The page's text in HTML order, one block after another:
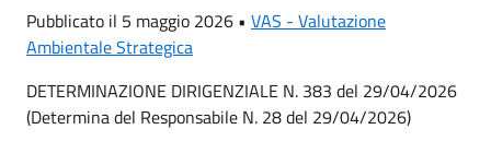
Pubblicato il 5 maggio 2026 • VAS - Valutazione
Ambientale Strategica
DETERMINAZIONE DIRIGENZIALE N. 383 del 29/04/2026
(Determina del Responsabile N. 28 del 29/04/2026)